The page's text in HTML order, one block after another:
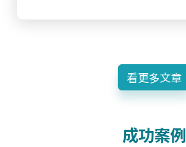
看更多文章
成功案例